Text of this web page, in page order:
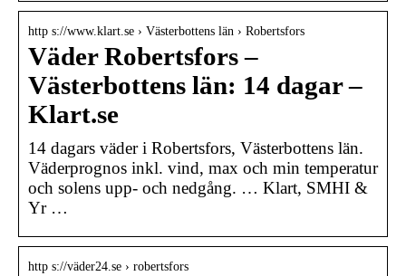
http s://www.klart.se › Västerbottens län › Robertsfors
Väder Robertsfors –
Västerbottens län: 14 dagar –
Klart.se
14 dagars väder i Robertsfors, Västerbottens län.
Väderprognos inkl. vind, max och min temperatur
och solens upp- och nedgång. … Klart, SMHI &
Yr …
http s://väder24.se › robertsfors